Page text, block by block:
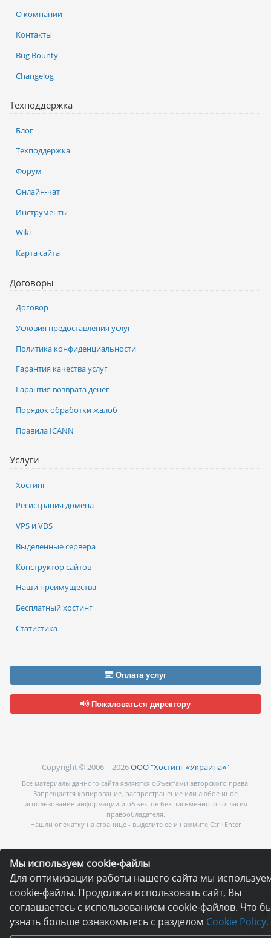
Мы используем cookie-файлы
Для оптимизации работы нашего сайта мы
cookie-файлы. Продолжая использовать сайт, Вы
соглашаетесь с использованием cookie-файлов. Что
узнать больше ознакомьтесь с разделом Cookie Policy.
Услуги
Хостинг
Регистрация домена
VPS и VDS
Выделенные сервера
Конструктор сайтов
Наши преимущества
Бесплатный хостинг
Статистика
О компании
Контакты
Bug Bounty
Changelog
Техподдержка
Блог
Техподдержка
Форум
Онлайн-чат
Инструменты
Wiki
Карта сайта
Договоры
Договор
Условия предоставления услуг
Политика конфиденциальности
Гарантия качества услуг
Гарантия возврата денег
Порядок обработки жалоб
Правила ICANN
Оплата услуг
Пожаловаться директору
Copyright © 2006—2026ООО "Хостинг «Украина»"
Все материалы данного сайта являются объектами авторского права.
Запрещается копирование, распространение или любое иное
использование информации и объектов без письменного согласия
правообладателя.
Нашли опечатку на странице - выделите ее и нажмите Ctrl+Enter